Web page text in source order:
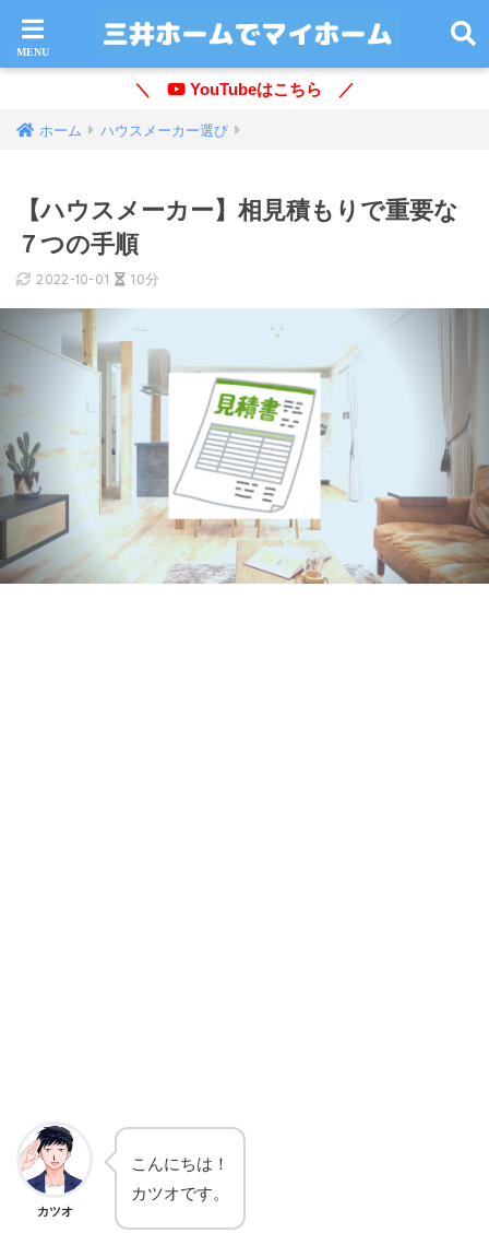
＼ YouTubeはこちら ／
ホーム ハウスメーカー選び
【ハウスメーカー】相見積もりで重要な
７つの手順
2022-10-01 10分
カツオ
こんにちは！
カツオです。